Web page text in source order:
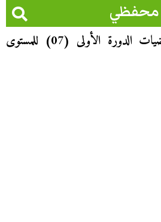
محفظي
الفرض الأول في الرياضيات الدورة الأولى (07) للمستوى